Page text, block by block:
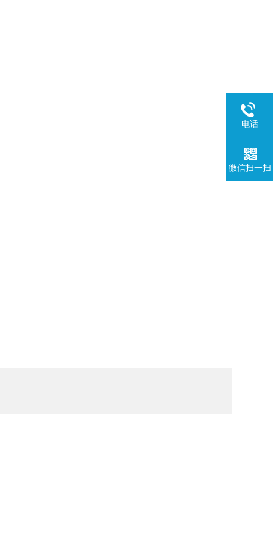
电话
微信扫一扫